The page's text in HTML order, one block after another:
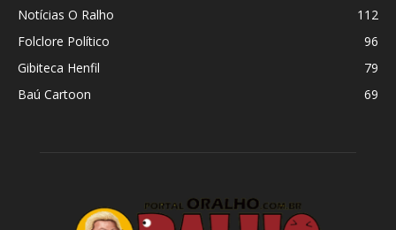
Notícias O Ralho
112
Folclore Político
96
Gibiteca Henfil
79
Baú Cartoon
69